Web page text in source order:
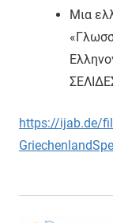
Μια
https://ijab.de/